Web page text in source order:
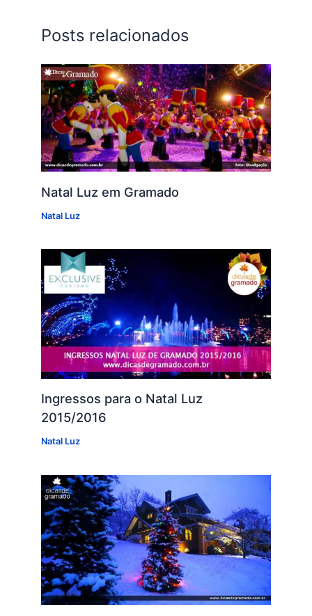
Posts relacionados
Natal Luz em Gramado
Natal Luz
Ingressos para o Natal Luz
2015/2016
Natal Luz